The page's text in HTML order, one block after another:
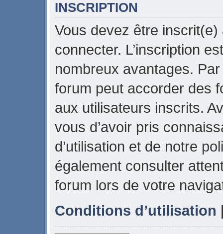
INSCRIPTION
Vous devez être
connecter. L’inscription
nombreux avantages.
forum peut accorder des
aux utilisateurs inscrits.
vous d’avoir pris
d’utilisation et de notre
également consulter
forum lors de votre
Conditions d’utilisation